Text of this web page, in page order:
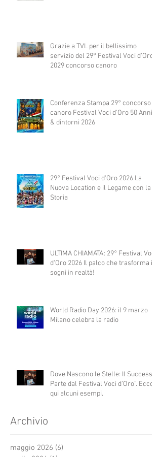
Grazie a TVL per il bellissimo
servizio del 29° Festival Voci d'Oro
2029 concorso canoro
Conferenza Stampa 29° concorso
canoro Festival Voci d'Oro 50 Anni
& dintorni 2026
29° Festival Voci d'Oro 2026 La
Nuova Location e il Legame con la
Storia
ULTIMA CHIAMATA: 29° Festival Voci
d'Oro 2026 Il palco che trasforma i
sogni in realtà!
World Radio Day 2026: il 9 marzo
Milano celebra la radio
Dove Nascono le Stelle: Il Successo
Parte dal Festival Voci d’Oro”. Ecco
qui alcuni esempi.
Archivio
maggio 2026 (6)